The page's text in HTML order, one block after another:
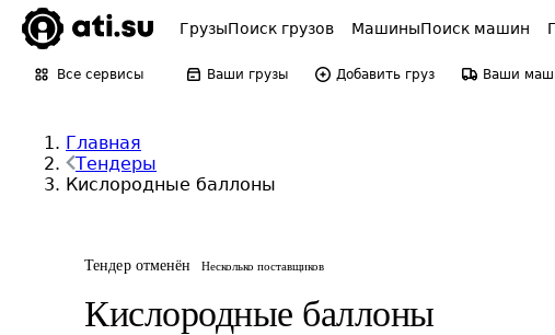
ГрузыПоиск грузов МашиныПоиск машин
Все сервисы Ваши грузы Добавить груз Ваши
Главная
Тендеры
Кислородные баллоны
Тендер отменён Несколько поставщиков
Кислородные баллоны